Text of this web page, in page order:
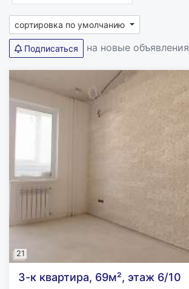
сортировка по умолчанию
Подписаться на новые объявления
21
3-к квартира, 69м², этаж 6/10